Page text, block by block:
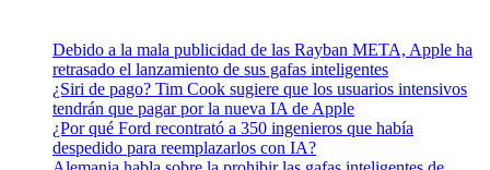
Debido a la mala publicidad de las Rayban META, Apple ha
retrasado el lanzamiento de sus gafas inteligentes
¿Siri de pago? Tim Cook sugiere que los usuarios intensivos
tendrán que pagar por la nueva IA de Apple
¿Por qué Ford recontrató a 350 ingenieros que había
despedido para reemplazarlos con IA?